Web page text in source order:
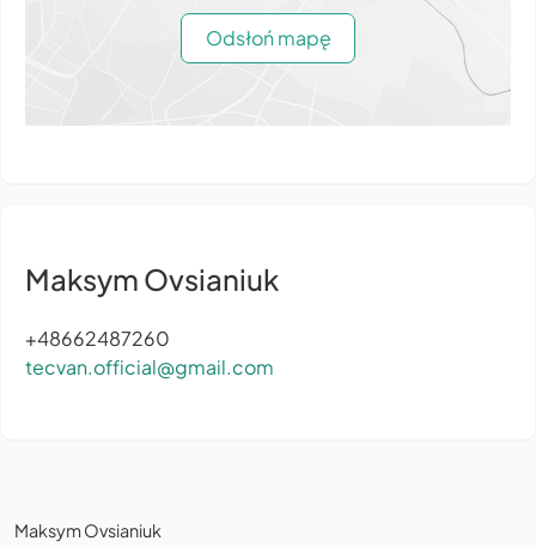
Odsłoń mapę
Maksym Ovsianiuk
+48662487260
tecvan.official@gmail.com
Maksym Ovsianiuk